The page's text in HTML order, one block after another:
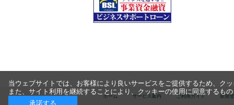
ホーム サービス案内 ご利用ガイド 新規
当ウェブサイトでは、お客様により良いサービスをご提供するため、ク
また、サイト利用を継続することにより、クッキーの使用に同意するもの
承諾する